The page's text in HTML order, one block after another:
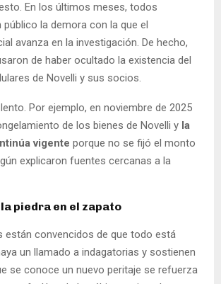
En los últimos meses, todos
la demora con la que el
avanza en la investigación. De hecho,
de haber ocultado la existencia del
de Novelli y sus socios.
Por ejemplo, en noviembre de 2025
de los bienes de Novelli y la
vigente porque no se fijó el monto
explicaron fuentes cercanas a la
piedra en el zapato
están convencidos de que todo está
un llamado a indagatorias y sostienen
se conoce un nuevo peritaje se refuerza